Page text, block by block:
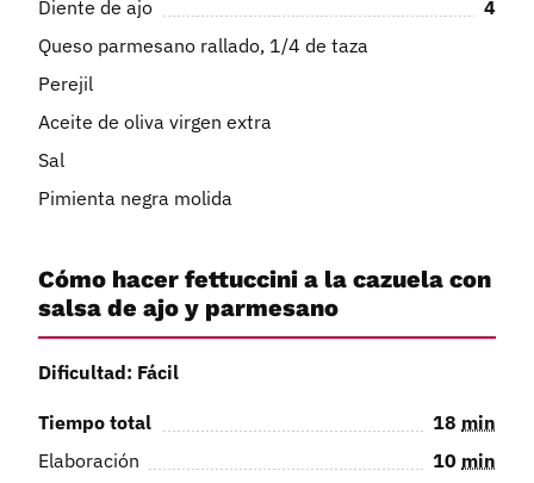
Diente de ajo
4
Queso parmesano rallado, 1/4 de taza
Perejil
Aceite de oliva virgen extra
Sal
Pimienta negra molida
Cómo hacer fettuccini a la cazuela con
salsa de ajo y parmesano
Dificultad: Fácil
Tiempo total 18 min
Elaboración
10 min